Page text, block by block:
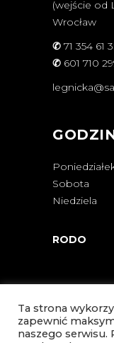
(wejście od
Wrocław
✆ 71 354 61
✆ 601 710
Sobota
Niedziela
RODO
Ta strona
zapewnić
naszego serwisu.